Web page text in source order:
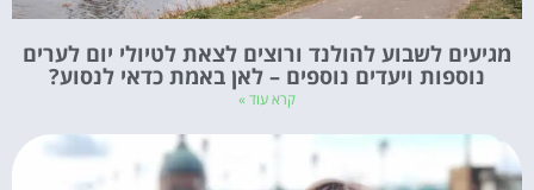
מגיעים לשבוע להולנד ורוצים לצאת לטיולי יום לערים
נוספות ויעדים נוספים – לאן באמת כדאי לנסוע?
קרא עוד »